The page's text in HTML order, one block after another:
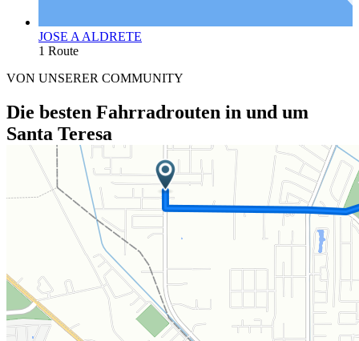
JOSE A ALDRETE
1 Route
VON UNSERER COMMUNITY
Die besten Fahrradrouten in und um
Santa Teresa